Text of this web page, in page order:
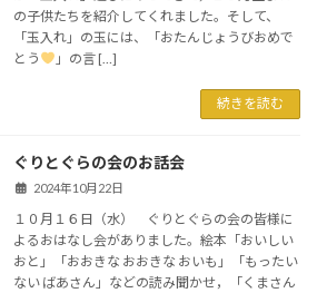
の子供たちを紹介してくれました。そして、
「玉入れ」の玉には、「おたんじょうびおめで
とう
」の言 […]
続きを読む
ぐりとぐらの会のお話会
2024年10月22日
１０月１６日（水） ぐりとぐらの会の皆様に
よるおはなし会がありました。絵本「おいしい
おと」「おおきな おおきな おいも」「もったい
ない ばあさん」などの読み聞かせ，「くまさん